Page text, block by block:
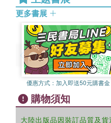
更多書展
優惠方式： 加入即送50元購書金
購物須知
大陸出版品因裝訂品質及